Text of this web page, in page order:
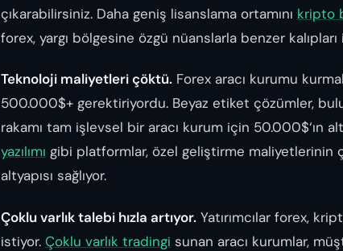
çıkarabilirsiniz. Daha geniş lisanslama ortamını kripto
forex, yargı bölgesine özgü nüanslarla benzer kalıpları
Teknoloji maliyetleri çöktü. Forex aracı kurumu
500.000$+ gerektiriyordu. Beyaz etiket çözümler,
rakamı tam işlevsel bir aracı kurum için 50.000$‘ın
yazılımı gibi platformlar, özel geliştirme maliyetlerinin
altyapısı sağlıyor.
Çoklu varlık talebi hızla artıyor. Yatırımcılar forex,
istiyor. Çoklu varlık tradingi sunan aracı kurumlar,